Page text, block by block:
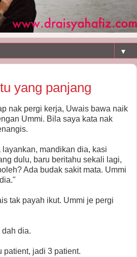
▼
yang panjang
nak pergi kerja, Uwais bawa naik
Ummi. Bila saya kata nak
mandikan dia, kasi
dulu, baru beritahu sekali lagi,
Ada budak sakit mata. Ummi
tak payah ikut. Ummi je pergi
dia.
patient, jadi 3 patient.